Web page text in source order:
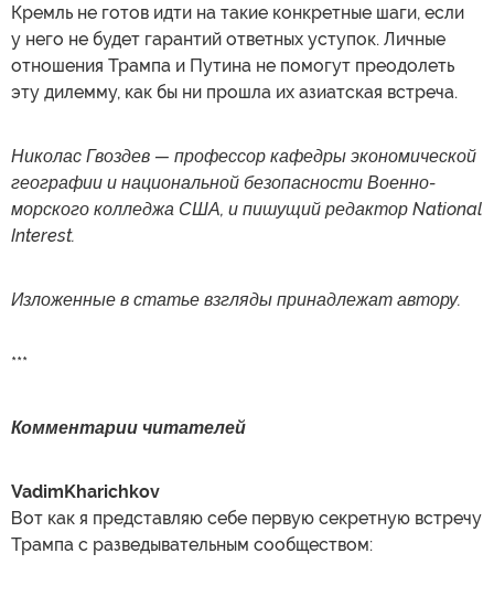
Кремль не готов идти на такие конкретные шаги, если
у него не будет гарантий ответных уступок. Личные
отношения Трампа и Путина не помогут преодолеть
эту дилемму, как бы ни прошла их азиатская встреча.
Николас Гвоздев — профессор кафедры экономической
географии и национальной безопасности Военно-
морского колледжа США, и пишущий редактор National
Interest.
Изложенные в статье взгляды принадлежат автору.
***
Комментарии читателей
VadimKharichkov
Вот как я представляю себе первую секретную встречу
Трампа с разведывательным сообществом: